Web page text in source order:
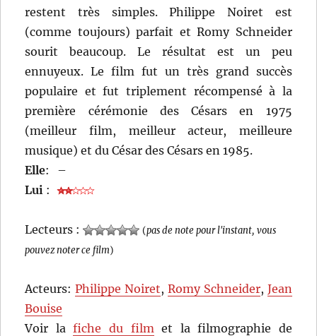
restent très simples. Philippe Noiret est
(comme toujours) parfait et Romy Schneider
sourit beaucoup. Le résultat est un peu
ennuyeux. Le film fut un très grand succès
populaire et fut triplement récompensé à la
première cérémonie des Césars en 1975
(meilleur film, meilleur acteur, meilleure
musique) et du César des Césars en 1985.
Elle:
–
Lui :
Lecteurs : (pas de note pour l'instant, vous
pouvez noter ce film)
Acteurs:Philippe Noiret, Romy Schneider, Jean
Bouise
Voir lafiche du film et la filmographie de